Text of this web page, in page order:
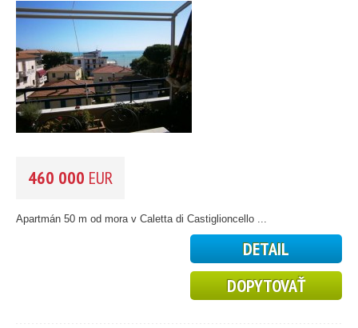
Kampánia (0)
Emilia-Romagna
Furlansko-Júlské Benátky (0)
Lazio (0)
Ligúria (0)
Lombardia (0)
Marche (0)
Molise (0)
Sardínia (0)
Toskánsko (132)
460 000 EUR
Apartmán 50 m od mora v Caletta di Castiglioncello ...
DETAIL
DOPYTOVAŤ